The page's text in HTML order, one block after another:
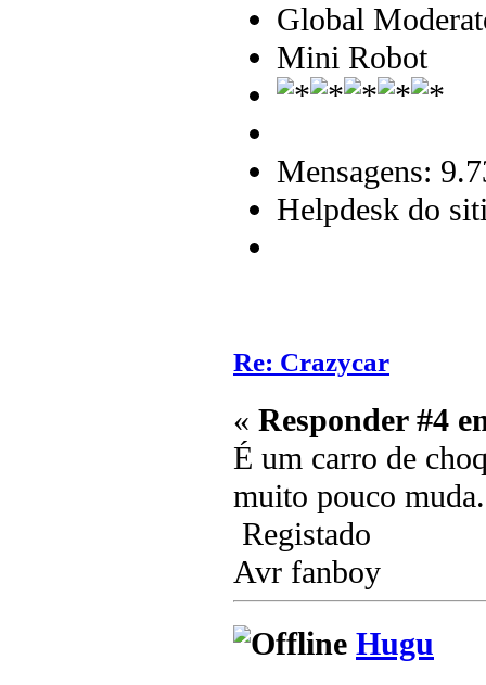
Global
Mini Robot
Mensagens:
Helpdesk do
Re: Crazycar
« Responder #4
É um carro de
muito pouco muda.
Registado
Avr fanboy
Hugu